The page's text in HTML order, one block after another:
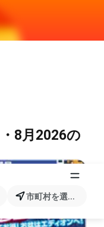
市町村を選択します
8月2026の